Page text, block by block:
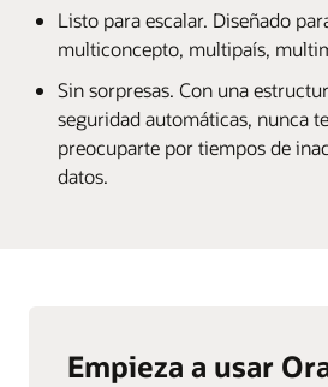
Listo para escalar. Diseñado
multiconcepto, multipaís,
Sin sorpresas. Con una
seguridad automáticas, nunca
preocuparte por tiempos de
datos.
Empieza a usar